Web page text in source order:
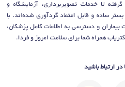
تا خدمات تصویربرداری، آزمایشگاه و
ساده و قابل اعتماد گردآوری شده‌اند. با
و دسترسی به اطلاعات کامل پزشکان،
همراه شما برای سلامت امروز و فردا.
در ارتباط باشید